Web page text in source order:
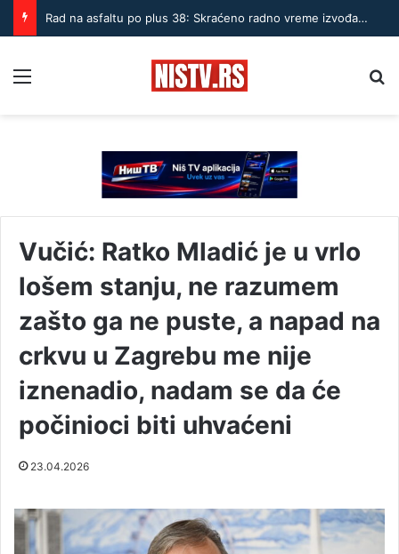
Rad na asfaltu po plus 38: Skraćeno radno vreme izvođača u Nišu
Vučić: Ratko Mladić je u vrlo
lošem stanju, ne razumem
zašto ga ne puste, a napad na
crkvu u Zagrebu me nije
iznenadio, nadam se da će
počinioci biti uhvaćeni
23.04.2026